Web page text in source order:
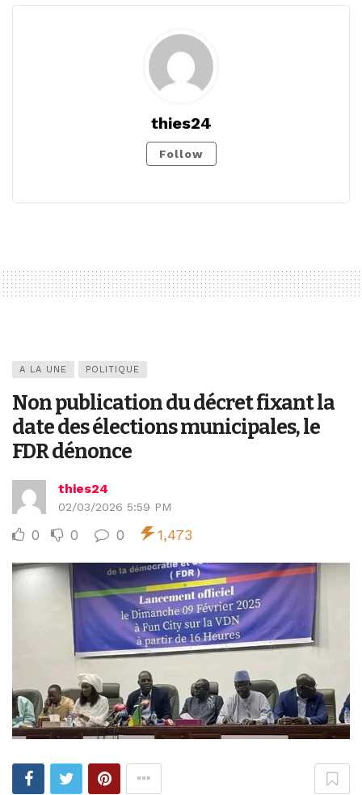
thies24
Follow
A LA UNE POLITIQUE
Non publication du décret fixant la
date des élections municipales, le
FDR dénonce
thies24
02/03/2026 5:59 PM
0 0 0 1,473